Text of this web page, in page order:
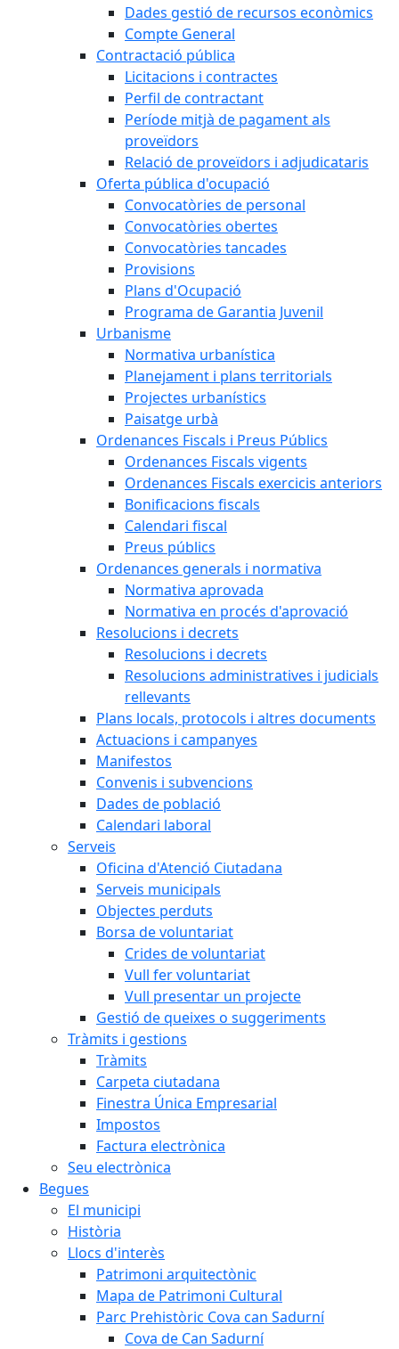
Dades gestió de recursos econòmics
Compte General
Contractació pública
Licitacions i contractes
Perfil de contractant
Període mitjà de pagament als
proveïdors
Relació de proveïdors i adjudicataris
Oferta pública d'ocupació
Convocatòries de personal
Convocatòries obertes
Convocatòries tancades
Provisions
Plans d'Ocupació
Programa de Garantia Juvenil
Urbanisme
Normativa urbanística
Planejament i plans territorials
Projectes urbanístics
Paisatge urbà
Ordenances Fiscals i Preus Públics
Ordenances Fiscals vigents
Ordenances Fiscals exercicis anteriors
Bonificacions fiscals
Calendari fiscal
Preus públics
Ordenances generals i normativa
Normativa aprovada
Normativa en procés d'aprovació
Resolucions i decrets
Resolucions i decrets
Resolucions administratives i judicials
rellevants
Plans locals, protocols i altres documents
Actuacions i campanyes
Manifestos
Convenis i subvencions
Dades de població
Calendari laboral
Serveis
Oficina d'Atenció Ciutadana
Serveis municipals
Objectes perduts
Borsa de voluntariat
Crides de voluntariat
Vull fer voluntariat
Vull presentar un projecte
Gestió de queixes o suggeriments
Tràmits i gestions
Tràmits
Carpeta ciutadana
Finestra Única Empresarial
Impostos
Factura electrònica
Seu electrònica
Begues
El municipi
Història
Llocs d'interès
Patrimoni arquitectònic
Mapa de Patrimoni Cultural
Parc Prehistòric Cova can Sadurní
Cova de Can Sadurní